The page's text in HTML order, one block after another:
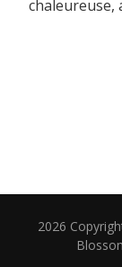
chaleureuse,
2026